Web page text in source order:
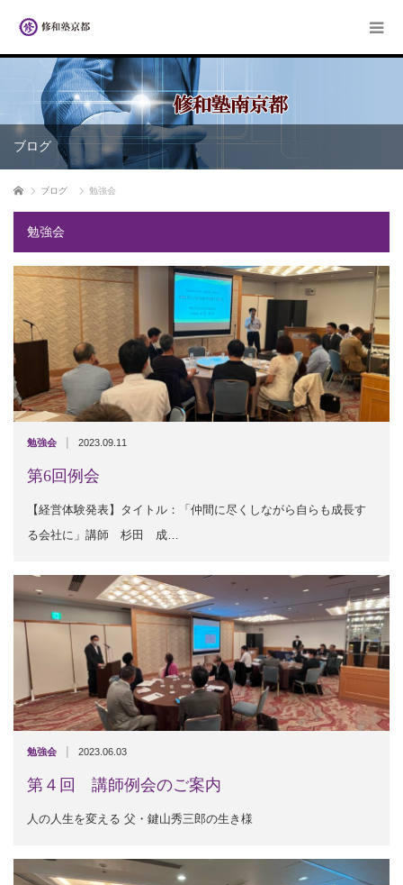
ブログ
ホーム ブログ 勉強会
勉強会
勉強会 | 2023.09.11
第6回例会
【経営体験発表】タイトル：「仲間に尽くしながら自らも成長す
る会社に」講師 杉田 成…
勉強会 | 2023.06.03
第４回 講師例会のご案内
人の人生を変える 父・鍵山秀三郎の生き様